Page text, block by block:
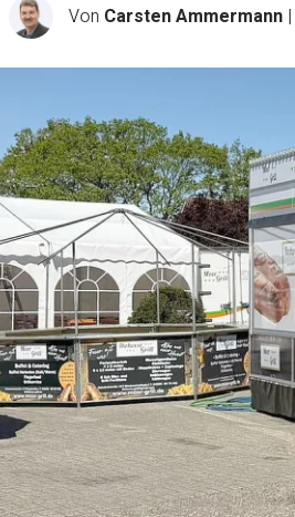
Von Carsten Ammermann |